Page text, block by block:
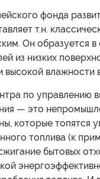
фонда
т.н.
Он образуется
из низких
высокой влажности
по управлению
— это
которые топятся
топлива (к
бытовых